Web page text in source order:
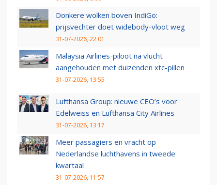
Donkere wolken boven IndiGo:
prijsvechter doet widebody-vloot weg
31-07-2026, 22:01
Malaysia Airlines-piloot na vlucht
aangehouden met duizenden xtc-pillen
31-07-2026, 13:55
Lufthansa Group: nieuwe CEO’s voor
Edelweiss en Lufthansa City Airlines
31-07-2026, 13:17
Meer passagiers en vracht op
Nederlandse luchthavens in tweede
kwartaal
31-07-2026, 11:57